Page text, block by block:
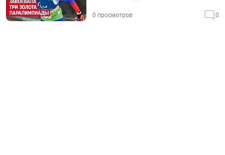
0 просмотров 0